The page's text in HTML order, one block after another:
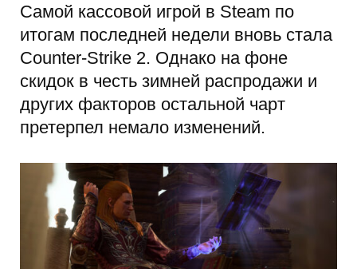
Самой кассовой игрой в Steam по
итогам последней недели вновь стала
Counter-Strike 2. Однако на фоне
скидок в честь зимней распродажи и
других факторов остальной чарт
претерпел немало изменений.